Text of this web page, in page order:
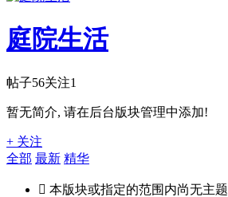
庭院生活
帖子56关注1
暂无简介, 请在后台版块管理中添加!
+ 关注
全部 最新 精华
 本版块或指定的范围内尚无主题